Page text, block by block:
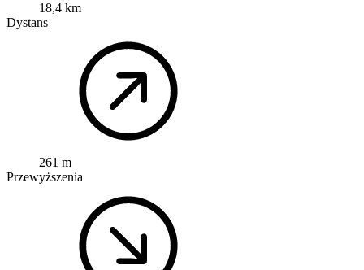
18,4 km
Dystans
261 m
Przewyższenia